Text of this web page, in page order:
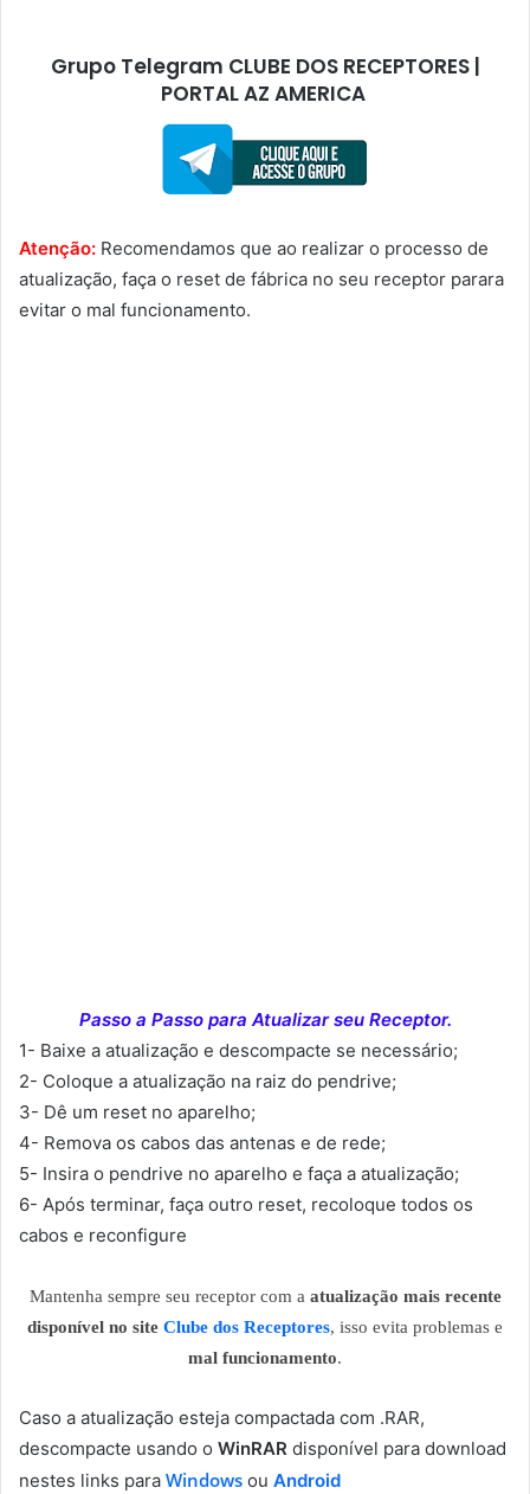
Grupo Telegram CLUBE DOS RECEPTORES |
PORTAL AZ AMERICA
Atenção: Recomendamos que ao realizar o processo de
atualização, faça o reset de fábrica no seu receptor parara
evitar o mal funcionamento.
Passo a Passo para Atualizar seu Receptor.
1- Baixe a atualização e descompacte se necessário;
2- Coloque a atualização na raiz do pendrive;
3- Dê um reset no aparelho;
4- Remova os cabos das antenas e de rede;
5- Insira o pendrive no aparelho e faça a atualização;
6- Após terminar, faça outro reset, recoloque todos os
cabos e reconfigure
Mantenha sempre seu receptor com a atualização mais recente
disponível no site Clube dos Receptores, isso evita problemas e
mal funcionamento.
Caso a atualização esteja compactada com .RAR,
descompacte usando o WinRAR disponível para download
nestes links para Windows ou Android